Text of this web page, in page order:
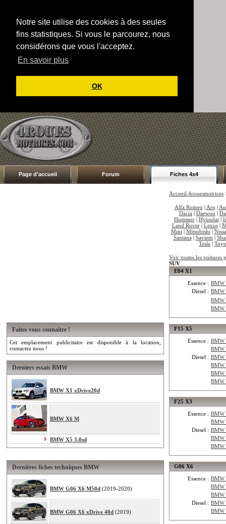
Notre site utilise des cookies à des seules
fins statistiques. Si vous le parcourez, nous
considérons que vous l'acceptez.
En savoir plus
OK
Page d'accueil Forum Fiches 4x4
Faites vous connaitre !
Cet emplacement publicitaire est disponible à la location,
contactez nous !
Derniers essais BMW
BMW X1 xDrive20d
BMW X6 M
BMW X5 3.0sd
Dernières fiches techniques BMW
BMW G06 X6 M50d (2019-2020)
BMW G06 X6 xDrive 40d (2019)
Accueil 4rouesmotrices
Alfa Romeo | Aro |
Dacia | Daewoo |
Hummer| Hyundai |
Land Rover| Lexus|
Mini | Mitsubishi |
Santana | Saviem |
Tesla |
Voir toutes les voitures
SUV
E84 X1
Essence : BMW
Diesel : BMW
BMW
BMW
F15 X5
Essence : BMW
BMW
Diesel : BMW
BMW
BMW
BMW
F25 X3
Essence : BMW
BMW
Diesel : BMW
BMW
BMW
G06 X6
Essence : BMW
BMW
BMW
Diesel : BMW
BMW